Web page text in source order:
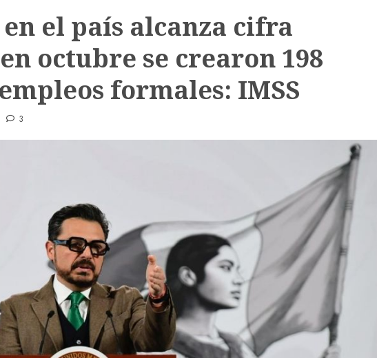
el país alcanza cifra
octubre se crearon 198
formales: IMSS
3